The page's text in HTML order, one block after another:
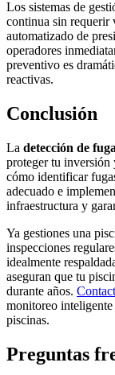
Los sistemas de
continua sin requerir
automatizado de
operadores
preventivo es
reactivas.
Conclusión
La detección de
proteger tu inversión
cómo identificar
adecuado e
infraestructura y
Ya gestiones una
inspecciones
idealmente
aseguran que tu
durante años.
monitoreo inteligente
piscinas.
Preguntas